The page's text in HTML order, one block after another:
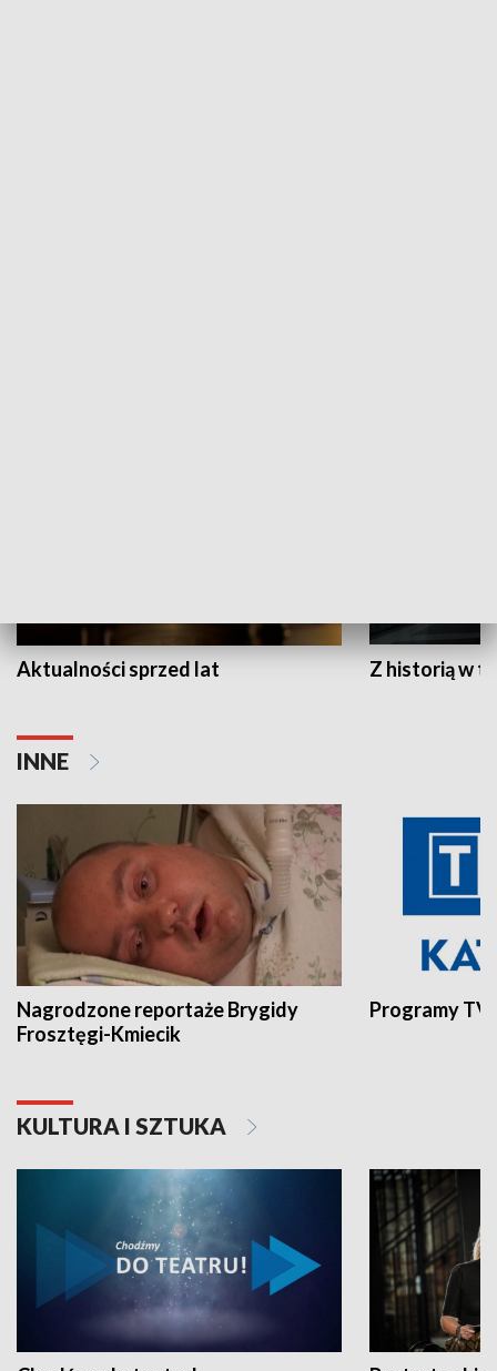
Aktualności sprzed lat Z historią w
INNE
Nagrodzone reportaże Brygidy
Frosztęgi-Kmiecik
Programy
KULTURA I SZTUKA